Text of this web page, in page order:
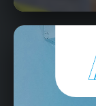
Albert-